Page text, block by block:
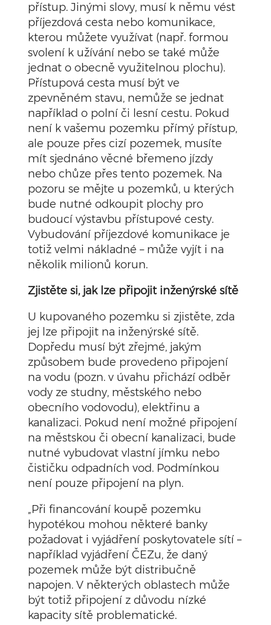
přístup. Jinými slovy, musí k němu vést
příjezdová cesta nebo komunikace,
kterou můžete využívat (např. formou
svolení k užívání nebo se také může
jednat o obecně využitelnou plochu).
Přístupová cesta musí být ve
zpevněném stavu, nemůže se jednat
například o polní či lesní cestu. Pokud
není k vašemu pozemku přímý přístup,
ale pouze přes cizí pozemek, musíte
mít sjednáno věcné břemeno jízdy
nebo chůze přes tento pozemek. Na
pozoru se mějte u pozemků, u kterých
bude nutné odkoupit plochy pro
budoucí výstavbu přístupové cesty.
Vybudování příjezdové komunikace je
totiž velmi nákladné – může vyjít i na
několik milionů korun.
Zjistěte si, jak lze připojit inženýrské sítě
U kupovaného pozemku si zjistěte, zda
jej lze připojit na inženýrské sítě.
Dopředu musí být zřejmé, jakým
způsobem bude provedeno připojení
na vodu (pozn. v úvahu přichází odběr
vody ze studny, městského nebo
obecního vodovodu), elektřinu a
kanalizaci. Pokud není možné připojení
na městskou či obecní kanalizaci, bude
nutné vybudovat vlastní jímku nebo
čističku odpadních vod. Podmínkou
není pouze připojení na plyn.
„Při financování koupě pozemku
hypotékou mohou některé banky
požadovat i vyjádření poskytovatele sítí –
například vyjádření ČEZu, že daný
pozemek může být distribučně
napojen. V některých oblastech může
být totiž připojení z důvodu nízké
kapacity sítě problematické.